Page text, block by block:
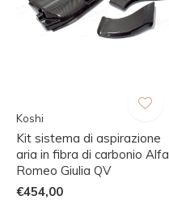
Koshi
Kit sistema di aspirazione
aria in fibra di carbonio Alfa
Romeo Giulia QV
€454,00